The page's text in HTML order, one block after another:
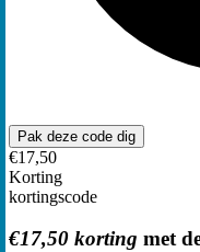
Pak deze code dig
€17,50
Korting
kortingscode
€17,50 korting met